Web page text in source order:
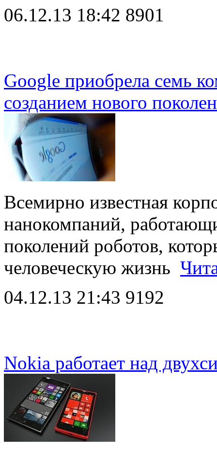
06.12.13 18:42 8901
Google приобрела семь
созданием нового
Всемирно известная
нанокомпаний,
поколений роботов,
человеческую жизнь
04.12.13 21:43 9192
Nokia работает над